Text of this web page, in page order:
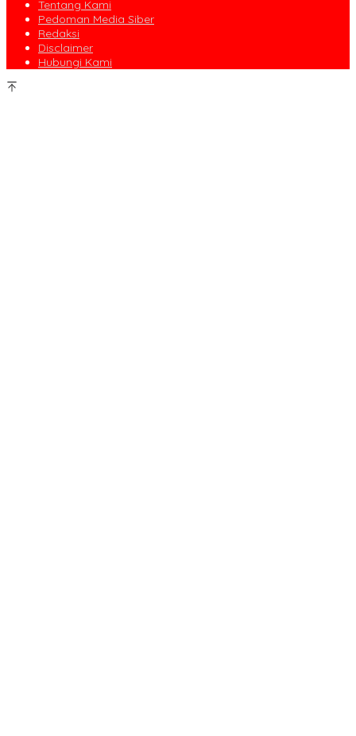
Tentang Kami
Pedoman Media Siber
Redaksi
Disclaimer
Hubungi Kami